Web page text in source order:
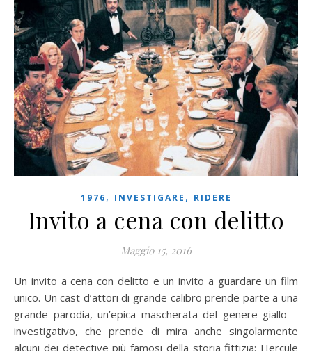
1976, INVESTIGARE , RIDERE
Invito a cena con delitto
Maggio 15, 2016
Un invito a cena con delitto e un invito a guardare un film
unico. Un cast d’attori di grande calibro prende parte a una
grande parodia, un’epica mascherata del genere giallo –
investigativo, che prende di mira anche singolarmente
alcuni dei detective più famosi della storia fittizia: Hercule